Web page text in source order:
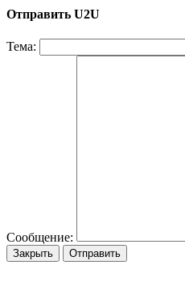
Отправить U2U
Тема:
Сообщение:
Закрыть Отправить